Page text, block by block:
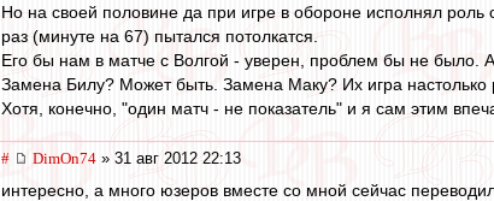
Но на своей половине да при игре в обороне исполнял
раз (минуте на 67) пытался потолкатся.
Его бы нам в матче с Волгой - уверен, проблем бы не было.
Замена Билу? Может быть. Замена Маку? Их игра настолько
Хотя, конечно, "один матч - не показатель" и я сам этим
# DimOn74 » 31 авг 2012 22:13
интересно, а много юзеров вместе со мной сейчас